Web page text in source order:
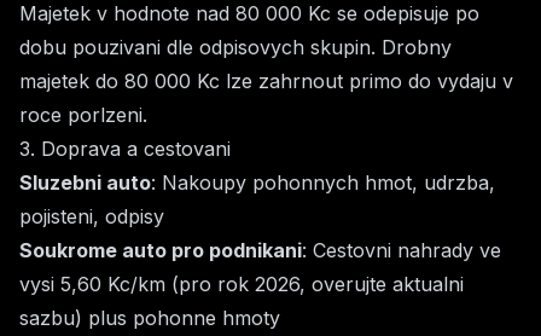
Majetek v hodnote nad 80 000 Kc se odepisuje po
dobu pouzivani dle odpisovych skupin. Drobny
majetek do 80 000 Kc lze zahrnout primo do vydaju v
roce porlzeni.
3. Doprava a cestovani
Sluzebni auto: Nakoupy pohonnych hmot, udrzba,
pojisteni, odpisy
Soukrome auto pro podnikani: Cestovni nahrady ve
vysi 5,60 Kc/km (pro rok 2026, overujte aktualni
sazbu) plus pohonne hmoty